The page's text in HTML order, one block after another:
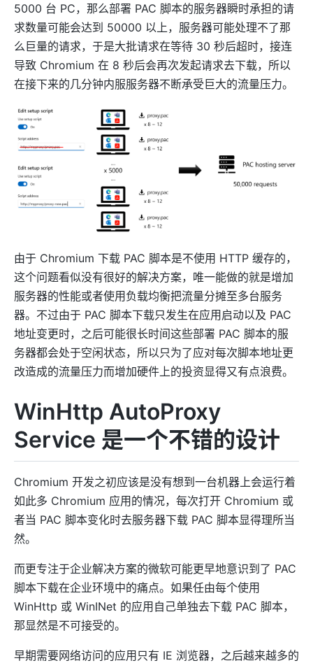
5000 台 PC，那么部署 PAC 脚本的服务器瞬时承担的请
求数量可能会达到 50000 以上，服务器可能处理不了那
么巨量的请求，于是大批请求在等待 30 秒后超时，接连
导致 Chromium 在 8 秒后会再次发起请求去下载，所以
在接下来的几分钟内服服务器不断承受巨大的流量压力。
由于 Chromium 下载 PAC 脚本是不使用 HTTP 缓存的，
这个问题看似没有很好的解决方案，唯一能做的就是增加
服务器的性能或者使用负载均衡把流量分摊至多台服务
器。不过由于 PAC 脚本下载只发生在应用启动以及 PAC
地址变更时，之后可能很长时间这些部署 PAC 脚本的服
务器都会处于空闲状态，所以只为了应对每次脚本地址更
改造成的流量压力而增加硬件上的投资显得又有点浪费。
WinHttp AutoProxy
Service 是一个不错的设计
Chromium 开发之初应该是没有想到一台机器上会运行着
如此多 Chromium 应用的情况，每次打开 Chromium 或
者当 PAC 脚本变化时去服务器下载 PAC 脚本显得理所当
然。
而更专注于企业解决方案的微软可能更早地意识到了 PAC
脚本下载在企业环境中的痛点。如果任由每个使用
WinHttp 或 WinINet 的应用自己单独去下载 PAC 脚本，
那显然是不可接受的。
早期需要网络访问的应用只有 IE 浏览器，之后越来越多的